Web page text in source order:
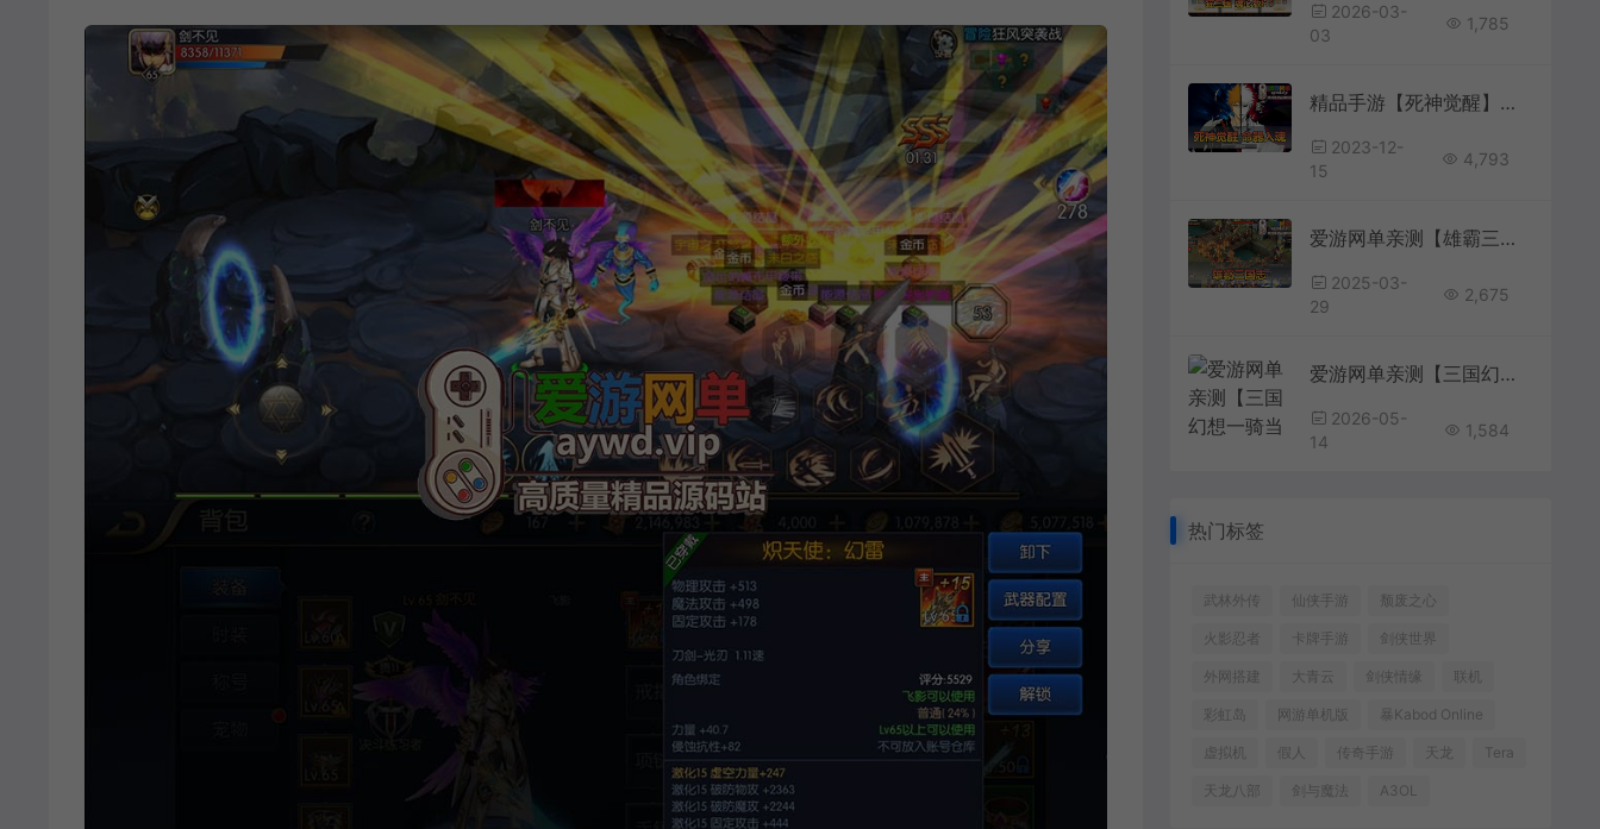
2026-03-
03
1,785
精品手游【死神觉醒】命器入魂单机一键端视频安装教学GM后台模拟器运行可以自己设置局域网手机连接
2023-12-
15
4,793
爱游网单亲测【雄霸三国志】单机策略手游带GM后台 模拟器手游 支持自配家庭局域网 虚拟机一键端亲测视频教学+Linux手工服务端文本教学
2025-03-
29
2,675
爱游网单亲测【三国幻想一骑当千姬门】最新整理单机版代金券内购 二次元立绘 回合制养成 电脑模拟器手游GM物品后台 虚拟机一键端 视频安装教学 可自配家庭局域网手机连接
2026-05-
14
1,584
热门标签
武林外传 仙侠手游 颓废之心
火影忍者 卡牌手游 剑侠世界
外网搭建 大青云 剑侠情缘 联机
彩虹岛 网游单机版 暴Kabod Online
虚拟机 假人 传奇手游 天龙 Tera
天龙八部 剑与魔法 A3OL